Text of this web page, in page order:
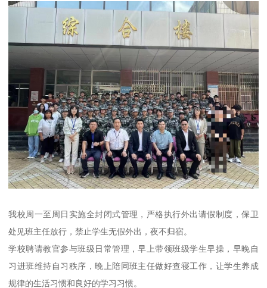
我校周一至周日实施全封闭式管理，严格执行外出请假制度，保卫
处见班主任放行，禁止学生无假外出，夜不归宿。
学校聘请教官参与班级日常管理，早上带领班级学生早操，早晚自
习进班维持自习秩序，晚上陪同班主任做好查寝工作，让学生养成
规律的生活习惯和良好的学习习惯。